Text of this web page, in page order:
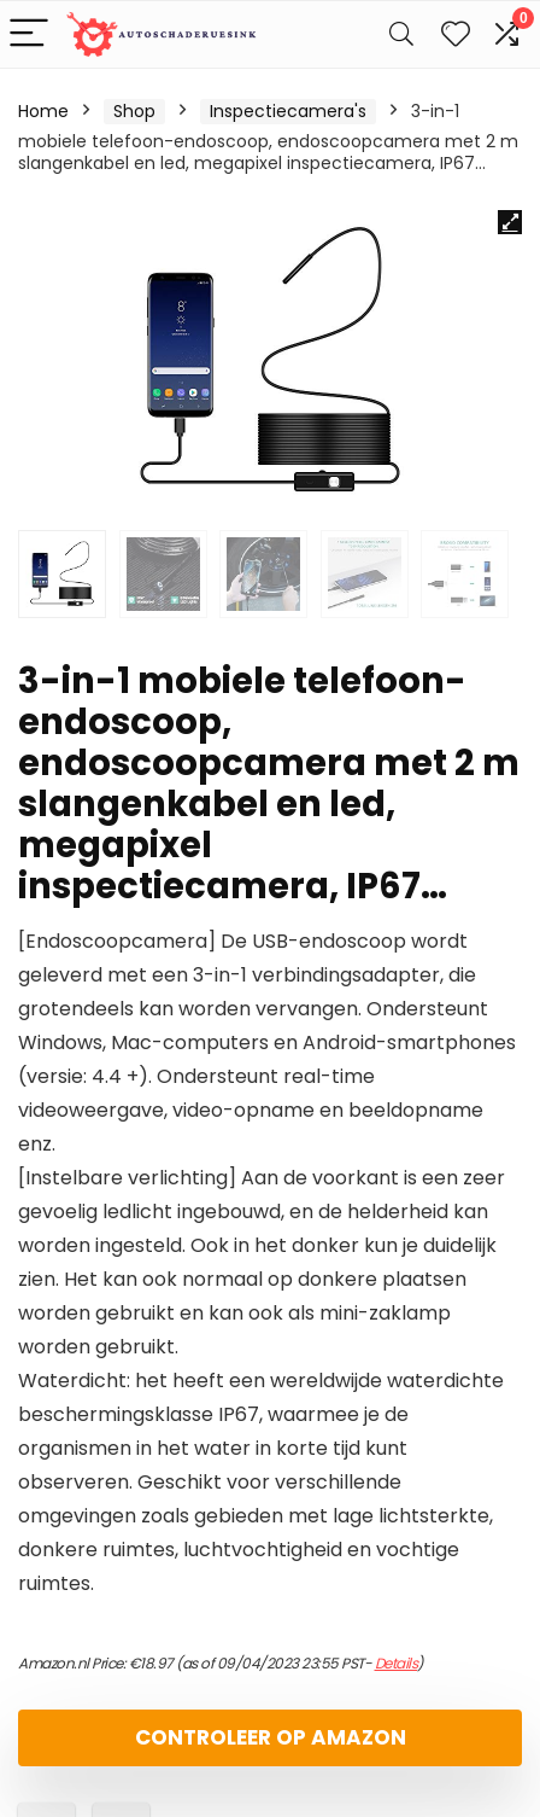
0
Home Shop Inspectiecamera's
3-in-1
mobiele telefoon-endoscoop, endoscoopcamera met 2 m
slangenkabel en led, megapixel inspectiecamera, IP67…
3-in-1 mobiele telefoon-
endoscoop,
endoscoopcamera met 2 m
slangenkabel en led,
megapixel
inspectiecamera, IP67…
[Endoscoopcamera] De USB-endoscoop wordt
geleverd met een 3-in-1 verbindingsadapter, die
grotendeels kan worden vervangen. Ondersteunt
Windows, Mac-computers en Android-smartphones
(versie: 4.4 +). Ondersteunt real-time
videoweergave, video-opname en beeldopname
enz.
[Instelbare verlichting] Aan de voorkant is een zeer
gevoelig ledlicht ingebouwd, en de helderheid kan
worden ingesteld. Ook in het donker kun je duidelijk
zien. Het kan ook normaal op donkere plaatsen
worden gebruikt en kan ook als mini-zaklamp
worden gebruikt.
Waterdicht: het heeft een wereldwijde waterdichte
beschermingsklasse IP67, waarmee je de
organismen in het water in korte tijd kunt
observeren. Geschikt voor verschillende
omgevingen zoals gebieden met lage lichtsterkte,
donkere ruimtes, luchtvochtigheid en vochtige
ruimtes.
Amazon.nl Price:€18.97(as of 09/04/2023 23:55 PST-Details)
CONTROLEER OP AMAZON